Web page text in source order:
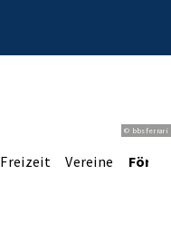
© bbsferrari
Freizeit Vereine